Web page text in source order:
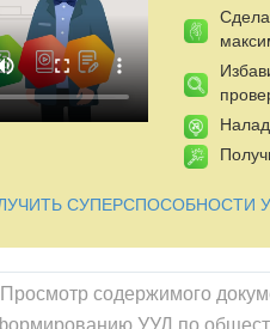
СУПЕРСПОСОБНОСТИ
Просмотр содержимого
УУД по